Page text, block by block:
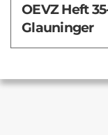
OEVZ Heft
Glauninger